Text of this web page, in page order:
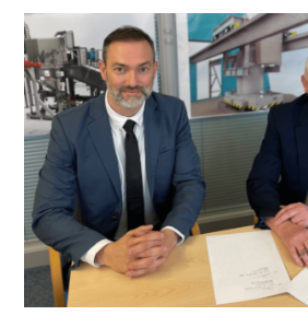
# Zurück zu allen News